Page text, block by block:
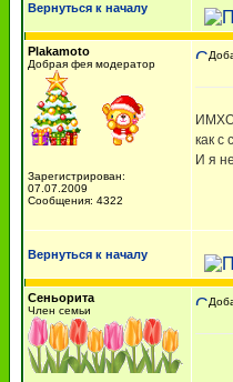
Вернуться к началу
Plakamoto
Добрая фея модератор
Зарегистрирован:
07.07.2009
Сообщения: 4322
как с
И я
Вернуться к началу
Сеньорита
Член семьи